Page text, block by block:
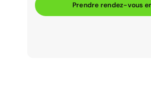
Prendre rendez-vous